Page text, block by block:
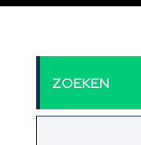
ZOEKEN